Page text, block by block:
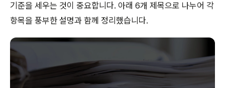
기준을 세우는 것이 중요합니다. 아래 6개 제목으로 나누어 각
항목을 풍부한 설명과 함께 정리했습니다.